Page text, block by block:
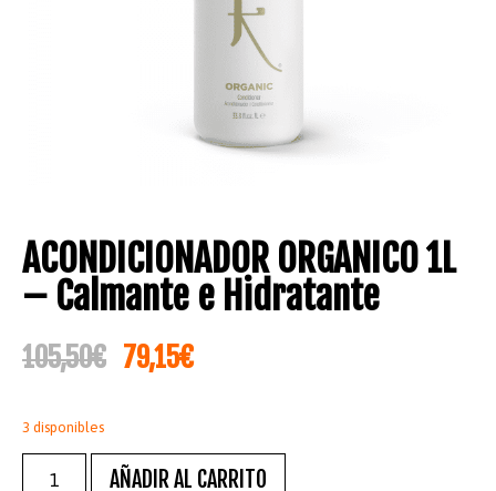
ACONDICIONADOR ORGANICO 1L
– Calmante e Hidratante
105,50€ 79,15€
3 disponibles
AÑADIR AL CARRITO